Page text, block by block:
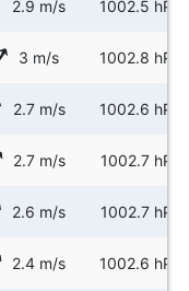
2.9 m/s 1002.5 hPa
3 m/s 1002.8 hPa
2.7 m/s 1002.6 hPa
2.7 m/s 1002.7 hPa
2.6 m/s 1002.7 hPa
2.4 m/s 1002.6 hPa